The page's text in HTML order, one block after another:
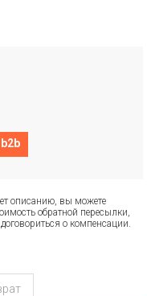
описанию, вы можете
обратной пересылки,
о компенсации.